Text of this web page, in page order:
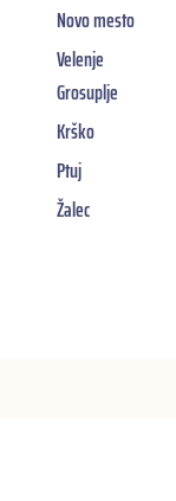
Novo mesto
Velenje
Grosuplje
Krško
Ptuj
Žalec